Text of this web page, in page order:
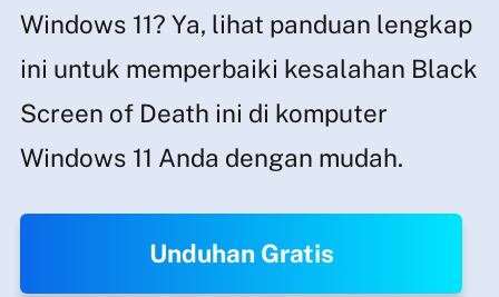
Windows 11? Ya, lihat panduan lengkap
ini untuk memperbaiki kesalahan Black
Screen of Death ini di komputer
Windows 11 Anda dengan mudah.
Unduhan Gratis